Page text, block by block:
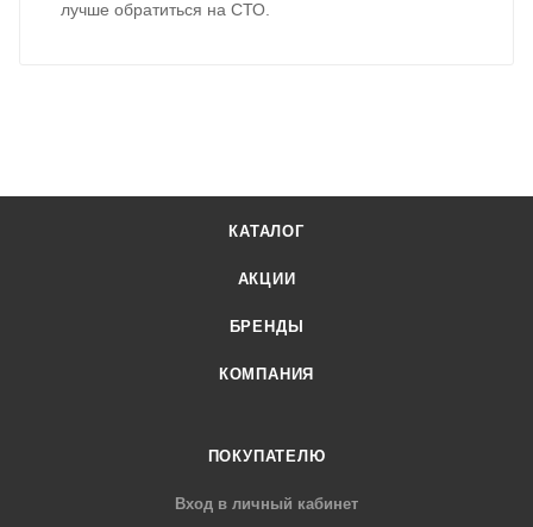
лучше обратиться на СТО.
КАТАЛОГ
АКЦИИ
БРЕНДЫ
КОМПАНИЯ
ПОКУПАТЕЛЮ
Вход в личный кабинет